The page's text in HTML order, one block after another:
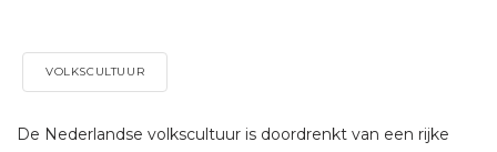
VOLKSCULTUUR
De Nederlandse volkscultuur is doordrenkt van een rijke